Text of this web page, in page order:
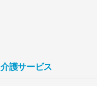
介護サービス